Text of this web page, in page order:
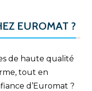
EUROMAT ?
de haute qualité
tout en
d’Euromat ?